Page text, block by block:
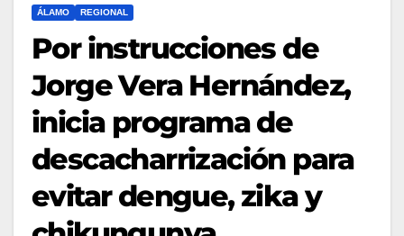
ÁLAMO REGIONAL
Por instrucciones de
Jorge Vera Hernández,
inicia programa de
descacharrización para
evitar dengue, zika y